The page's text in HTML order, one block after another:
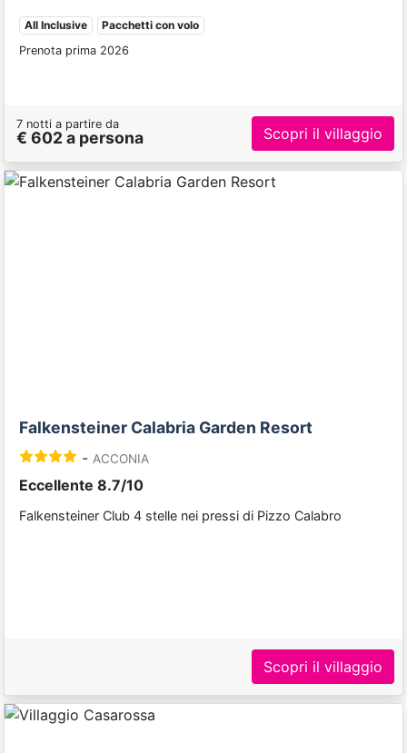
All Inclusive
Pacchetti con volo
Prenota prima 2026
7 notti a partire da
€ 602 a persona Scopri il villaggio
Falkensteiner Calabria Garden Resort
- ACCONIA
Eccellente 8.7/10
Falkensteiner Club 4 stelle nei pressi di Pizzo Calabro
Scopri il villaggio